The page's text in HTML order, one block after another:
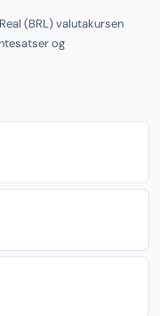
(BRL) valutakursen
og